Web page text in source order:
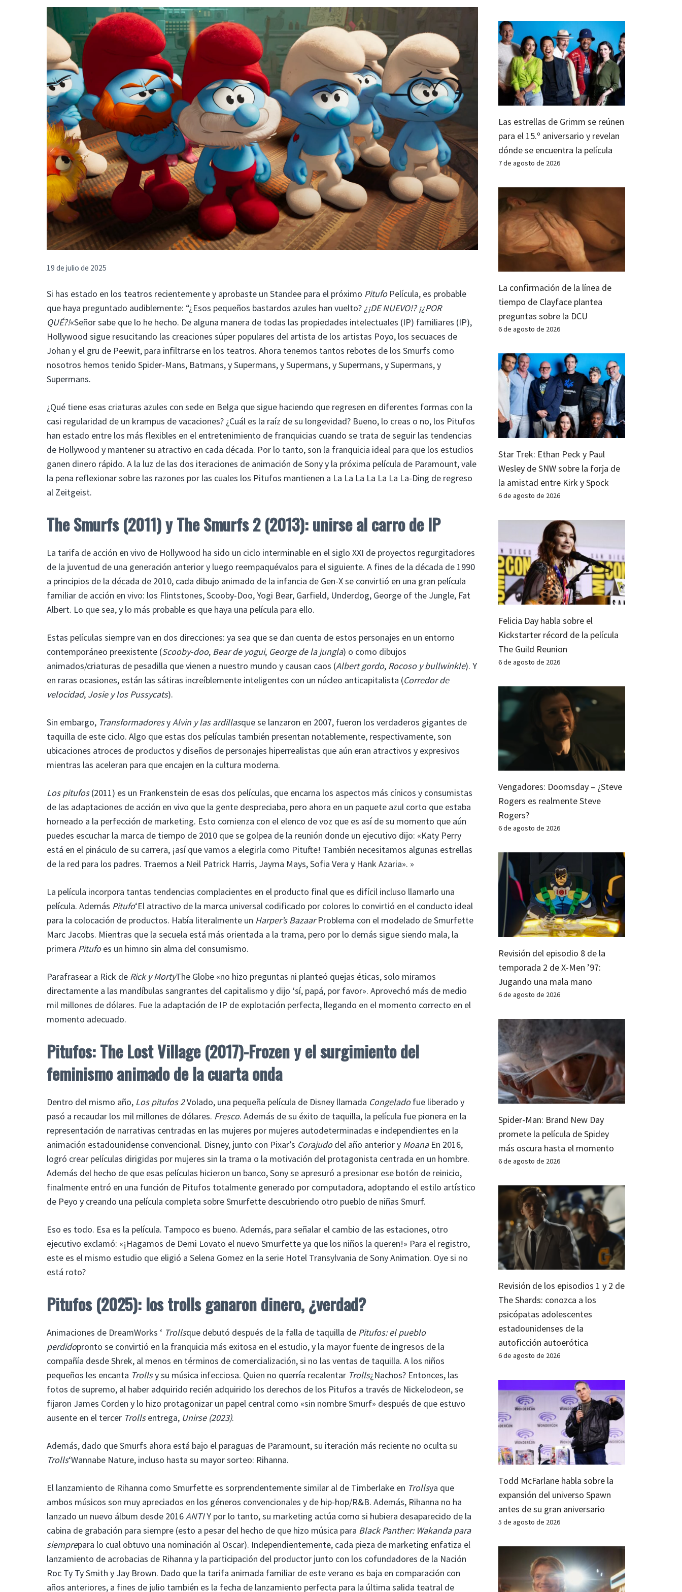
19 de julio de 2025
Si has estado en los teatros recientemente y aprobaste un Standee para el próximo PitufoPelícula, es probable
que haya preguntado audiblemente: “¿Esos pequeños bastardos azules han vuelto? ¿¡DE NUEVO!? ¡¿POR
QUÉ?!«Señor sabe que lo he hecho. De alguna manera de todas las propiedades intelectuales (IP) familiares (IP),
Hollywood sigue resucitando las creaciones súper populares del artista de los artistas Poyo, los secuaces de
Johan y el gru de Peewit, para infiltrarse en los teatros. Ahora tenemos tantos rebotes de los Smurfs como
nosotros hemos tenido Spider-Mans, Batmans, y Supermans, y Supermans, y Supermans, y Supermans, y
Supermans.
¿Qué tiene esas criaturas azules con sede en Belga que sigue haciendo que regresen en diferentes formas con la
casi regularidad de un krampus de vacaciones? ¿Cuál es la raíz de su longevidad? Bueno, lo creas o no, los Pitufos
han estado entre los más flexibles en el entretenimiento de franquicias cuando se trata de seguir las tendencias
de Hollywood y mantener su atractivo en cada década. Por lo tanto, son la franquicia ideal para que los estudios
ganen dinero rápido. A la luz de las dos iteraciones de animación de Sony y la próxima película de Paramount, vale
la pena reflexionar sobre las razones por las cuales los Pitufos mantienen a La La La La La La La-Ding de regreso
al Zeitgeist.
The Smurfs (2011) y The Smurfs 2 (2013): unirse al carro de IP
La tarifa de acción en vivo de Hollywood ha sido un ciclo interminable en el siglo XXI de proyectos regurgitadores
de la juventud de una generación anterior y luego reempaquévalos para el siguiente. A fines de la década de 1990
a principios de la década de 2010, cada dibujo animado de la infancia de Gen-X se convirtió en una gran película
familiar de acción en vivo: los Flintstones, Scooby-Doo, Yogi Bear, Garfield, Underdog, George of the Jungle, Fat
Albert. Lo que sea, y lo más probable es que haya una película para ello.
Estas películas siempre van en dos direcciones: ya sea que se dan cuenta de estos personajes en un entorno
contemporáneo preexistente (Scooby-doo, Bear de yogui, George de la jungla) o como dibujos
animados/criaturas de pesadilla que vienen a nuestro mundo y causan caos (Albert gordo, Rocoso y bullwinkle). Y
en raras ocasiones, están las sátiras increíblemente inteligentes con un núcleo anticapitalista (Corredor de
velocidad, Josie y los Pussycats).
Sin embargo, TransformadoresyAlvin y las ardillasque se lanzaron en 2007, fueron los verdaderos gigantes de
taquilla de este ciclo. Algo que estas dos películas también presentan notablemente, respectivamente, son
ubicaciones atroces de productos y diseños de personajes hiperrealistas que aún eran atractivos y expresivos
mientras las aceleran para que encajen en la cultura moderna.
Los pitufos(2011) es un Frankenstein de esas dos películas, que encarna los aspectos más cínicos y consumistas
de las adaptaciones de acción en vivo que la gente despreciaba, pero ahora en un paquete azul corto que estaba
horneado a la perfección de marketing. Esto comienza con el elenco de voz que es así de su momento que aún
puedes escuchar la marca de tiempo de 2010 que se golpea de la reunión donde un ejecutivo dijo: «Katy Perry
está en el pináculo de su carrera, ¡así que vamos a elegirla como Pitufte! También necesitamos algunas estrellas
de la red para los padres. Traemos a Neil Patrick Harris, Jayma Mays, Sofia Vera y Hank Azaria». »
La película incorpora tantas tendencias complacientes en el producto final que es difícil incluso llamarlo una
película. Además Pitufo‘El atractivo de la marca universal codificado por colores lo convirtió en el conducto ideal
para la colocación de productos. Había literalmente un Harper’s BazaarProblema con el modelado de Smurfette
Marc Jacobs. Mientras que la secuela está más orientada a la trama, pero por lo demás sigue siendo mala, la
primera Pitufoes un himno sin alma del consumismo.
Parafrasear a Rick de Rick y MortyThe Globe «no hizo preguntas ni planteó quejas éticas, solo miramos
directamente a las mandíbulas sangrantes del capitalismo y dijo ‘sí, papá, por favor». Aprovechó más de medio
mil millones de dólares. Fue la adaptación de IP de explotación perfecta, llegando en el momento correcto en el
momento adecuado.
Pitufos: The Lost Village (2017)-Frozen y el surgimiento del
feminismo animado de la cuarta onda
Dentro del mismo año, Los pitufos 2Volado, una pequeña película de Disney llamada Congeladofue liberado y
pasó a recaudar los mil millones de dólares. Fresco. Además de su éxito de taquilla, la película fue pionera en la
representación de narrativas centradas en las mujeres por mujeres autodeterminadas e independientes en la
animación estadounidense convencional. Disney, junto con Pixar’s Corajudodel año anterior y MoanaEn 2016,
logró crear películas dirigidas por mujeres sin la trama o la motivación del protagonista centrada en un hombre.
Además del hecho de que esas películas hicieron un banco, Sony se apresuró a presionar ese botón de reinicio,
finalmente entró en una función de Pitufos totalmente generado por computadora, adoptando el estilo artístico
de Peyo y creando una película completa sobre Smurfette descubriendo otro pueblo de niñas Smurf.
Eso es todo. Esa es la película. Tampoco es bueno. Además, para señalar el cambio de las estaciones, otro
ejecutivo exclamó: «¡Hagamos de Demi Lovato el nuevo Smurfette ya que los niños la queren!» Para el registro,
este es el mismo estudio que eligió a Selena Gomez en la serie Hotel Transylvania de Sony Animation. Oye si no
está roto?
Pitufos (2025): los trolls ganaron dinero, ¿verdad?
Animaciones de DreamWorks ‘ Trollsque debutó después de la falla de taquilla de Pitufos: el pueblo
perdidopronto se convirtió en la franquicia más exitosa en el estudio, y la mayor fuente de ingresos de la
compañía desde Shrek, al menos en términos de comercialización, si no las ventas de taquilla. A los niños
pequeños les encanta Trollsy su música infecciosa. Quien no querría recalentar Trolls¿Nachos? Entonces, las
fotos de supremo, al haber adquirido recién adquirido los derechos de los Pitufos a través de Nickelodeon, se
fijaron James Corden y lo hizo protagonizar un papel central como «sin nombre Smurf» después de que estuvo
ausente en el tercer Trollsentrega, Unirse (2023).
Además, dado que Smurfs ahora está bajo el paraguas de Paramount, su iteración más reciente no oculta su
Trolls‘Wannabe Nature, incluso hasta su mayor sorteo: Rihanna.
El lanzamiento de Rihanna como Smurfette es sorprendentemente similar al de Timberlake en Trollsya que
ambos músicos son muy apreciados en los géneros convencionales y de hip-hop/R&B. Además, Rihanna no ha
lanzado un nuevo álbum desde 2016ANTIY por lo tanto, su marketing actúa como si hubiera desaparecido de la
cabina de grabación para siempre (esto a pesar del hecho de que hizo música para Black Panther: Wakanda para
siemprepara lo cual obtuvo una nominación al Oscar). Independientemente, cada pieza de marketing enfatiza el
lanzamiento de acrobacias de Rihanna y la participación del productor junto con los cofundadores de la Nación
Roc Ty Ty Smith y Jay Brown. Dado que la tarifa animada familiar de este verano es baja en comparación con
años anteriores, a fines de julio también es la fecha de lanzamiento perfecta para la última salida teatral de
Las estrellas de Grimm se reúnen
para el 15.º aniversario y revelan
dónde se encuentra la película
7 de agosto de 2026
La confirmación de la línea de
tiempo de Clayface plantea
preguntas sobre la DCU
6 de agosto de 2026
Star Trek: Ethan Peck y Paul
Wesley de SNW sobre la forja de
la amistad entre Kirk y Spock
6 de agosto de 2026
Felicia Day habla sobre el
Kickstarter récord de la película
The Guild Reunion
6 de agosto de 2026
Vengadores: Doomsday – ¿Steve
Rogers es realmente Steve
Rogers?
6 de agosto de 2026
Revisión del episodio 8 de la
temporada 2 de X-Men ’97:
Jugando una mala mano
6 de agosto de 2026
Spider-Man: Brand New Day
promete la película de Spidey
más oscura hasta el momento
6 de agosto de 2026
Revisión de los episodios 1 y 2 de
The Shards: conozca a los
psicópatas adolescentes
estadounidenses de la
autoficción autoerótica
6 de agosto de 2026
Todd McFarlane habla sobre la
expansión del universo Spawn
antes de su gran aniversario
5 de agosto de 2026